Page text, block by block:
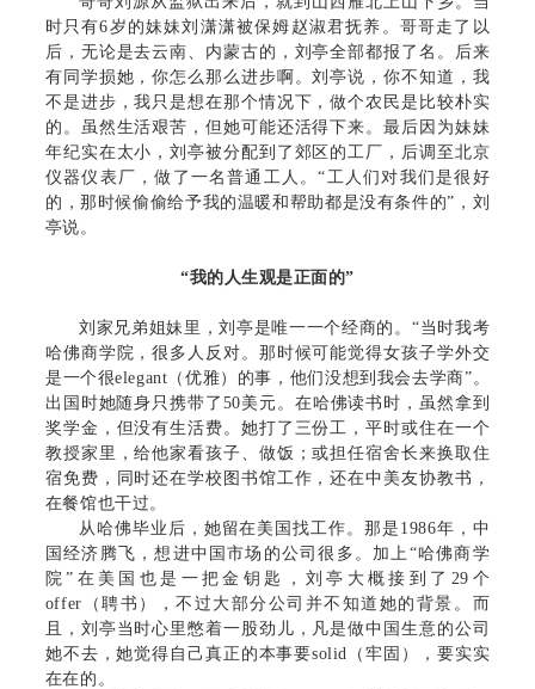
时只有6岁的妹妹刘潇潇被保姆赵淑君抚养。哥哥走了以
后，无论是去云南、内蒙古的，刘亭全部都报了名。后来
有同学损她，你怎么那么进步啊。刘亭说，你不知道，我
不是进步，我只是想在那个情况下，做个农民是比较朴实
的。虽然生活艰苦，但她可能还活得下来。最后因为妹妹
年纪实在太小，刘亭被分配到了郊区的工厂，后调至北京
仪器仪表厂，做了一名普通工人。“工人们对我们是很好
的，那时候偷偷给予我的温暖和帮助都是没有条件的”，刘
亭说。
“我的人生观是正面的”
刘家兄弟姐妹里，刘亭是唯一一个经商的。“当时我考
哈佛商学院，很多人反对。那时候可能觉得女孩子学外交
是一个很elegant（优雅）的事，他们没想到我会去学商”。
出国时她随身只携带了50美元。在哈佛读书时，虽然拿到
奖学金，但没有生活费。她打了三份工，平时或住在一个
教授家里，给他家看孩子、做饭；或担任宿舍长来换取住
宿免费，同时还在学校图书馆工作，还在中美友协教书，
在餐馆也干过。
从哈佛毕业后，她留在美国找工作。那是1986年，中
国经济腾飞，想进中国市场的公司很多。加上“哈佛商学
院”在美国也是一把金钥匙，刘亭大概接到了29个
offer（聘书），不过大部分公司并不知道她的背景。而
且，刘亭当时心里憋着一股劲儿，凡是做中国生意的公司
她不去，她觉得自己真正的本事要solid（牢固），要实实
在在的。